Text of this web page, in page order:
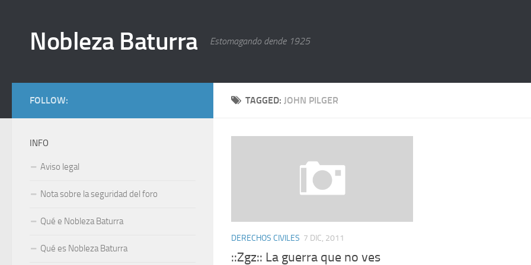
Nobleza Baturra Estomagando dende 1925
TAGGED: JOHN PILGER
DERECHOS CIVILES 7 DIC, 2011
::Zgz:: La guerra que no ves
FOLLOW:
INFO
Aviso legal
Nota sobre la seguridad del foro
Qué e Nobleza Baturra
Qué es Nobleza Baturra